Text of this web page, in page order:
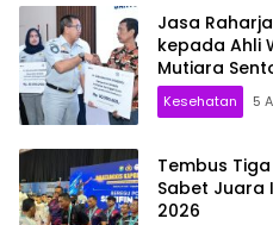
Jasa
kepada Ahli
Mutiara
Kesehatan 5
Tembus
Sabet Juara
2026